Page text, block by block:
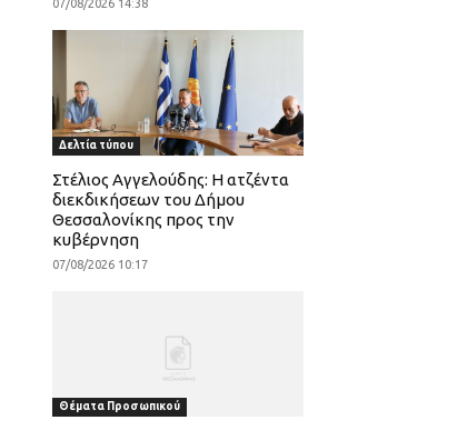
07/08/2026 14:38
Δελτία τύπου
Στέλιος Αγγελούδης: Η ατζέντα
διεκδικήσεων του Δήμου
Θεσσαλονίκης προς την
κυβέρνηση
07/08/2026 10:17
Θέματα Προσωπικού